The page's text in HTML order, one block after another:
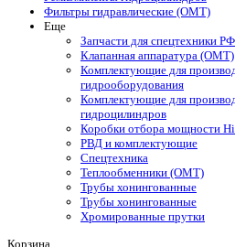
Фильтры гидравлические (OMT)
Еще
Запчасти для спецтехники
Клапанная аппаратура (OMT)
Комплектующие для
гидрооборудования
Комплектующие для
гидроцилиндров
Коробки отбора мощности
РВД и комплектующие
Спецтехника
Теплообменники (OMT)
Трубы хонингованные
Трубы хонингованные
Хромированные прутки
Корзина